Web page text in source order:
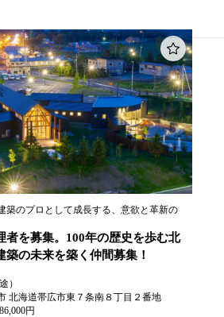
築のプロとして成長する、意欲と革新の
者を募集。100年の歴史を歩む北
築の未来を築く仲間募集！
）
北海道帯広市東７条南８丁目２番地
円